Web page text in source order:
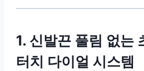
1. 신발끈 풀림 없는
터치 다이얼 시스템